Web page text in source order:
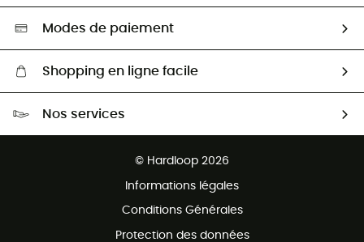
Aide & Contact
Sélection éco-responsable
Modes de paiement
Shopping en ligne facile
Nos services
© Hardloop 2026
Informations légales
Conditions Générales
Protection des données